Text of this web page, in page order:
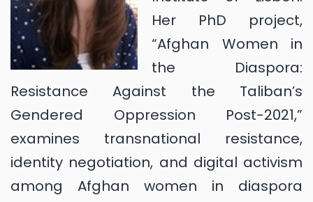
Her PhD project,
“Afghan Women in
the Diaspora:
Resistance Against the Taliban’s
Gendered Oppression Post-2021,”
examines transnational resistance,
identity negotiation, and digital activism
among Afghan women in diaspora